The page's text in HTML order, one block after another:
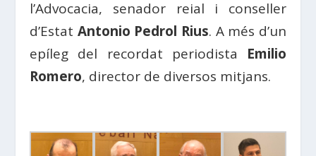
l’Advocacia, senador reial i conseller
d’Estat Antonio Pedrol Rius. A més d’un
epíleg del recordat periodista Emilio
Romero, director de diversos mitjans.